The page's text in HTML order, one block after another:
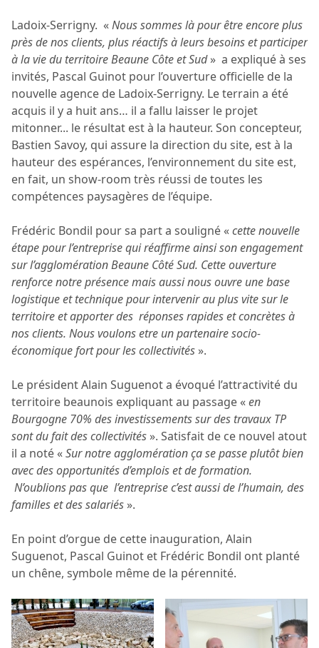
Ladoix-Serrigny. «Nous sommes là pour être encore plus
près de nos clients, plus réactifs à leurs besoins et participer
à la vie du territoire Beaune Côte et Sud» a expliqué à ses
invités, Pascal Guinot pour l’ouverture officielle de la
nouvelle agence de Ladoix-Serrigny. Le terrain a été
acquis il y a huit ans… il a fallu laisser le projet
mitonner... le résultat est à la hauteur. Son concepteur,
Bastien Savoy, qui assure la direction du site, est à la
hauteur des espérances, l’environnement du site est,
en fait, un show-room très réussi de toutes les
compétences paysagères de l’équipe.
Frédéric Bondil pour sa part a souligné «cette nouvelle
étape pour l’entreprise qui réaffirme ainsi son engagement
sur l’agglomération Beaune Côté Sud. Cette ouverture
renforce notre présence mais aussi nous ouvre une base
logistique et technique pour intervenir au plus vite sur le
territoire et apporter des réponses rapides et concrètes à
nos clients. Nous voulons etre un partenaire socio-
économique fort pour les collectivités ».
Le président Alain Suguenot a évoqué l’attractivité du
territoire beaunois expliquant au passage «en
Bourgogne 70% des investissements sur des travaux TP
sont du fait des collectivités ». Satisfait de ce nouvel atout
il a noté «Sur notre agglomération ça se passe plutôt bien
avec des opportunités d’emplois et de formation.
N’oublions pas que l’entreprise c’est aussi de l’humain, des
familles et des salariés ».
En point d’orgue de cette inauguration, Alain
Suguenot, Pascal Guinot et Frédéric Bondil ont planté
un chêne, symbole même de la pérennité.